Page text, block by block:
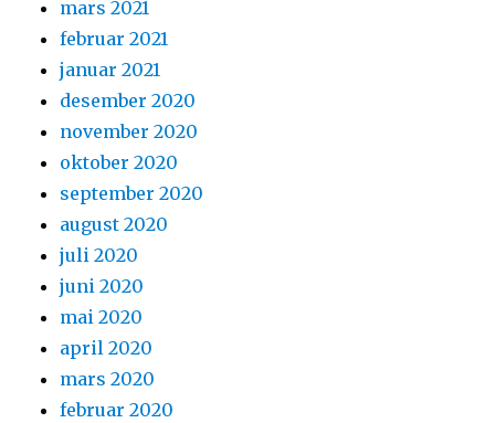
mars 2021
februar 2021
januar 2021
desember 2020
november 2020
oktober 2020
september 2020
august 2020
juli 2020
juni 2020
mai 2020
april 2020
mars 2020
februar 2020